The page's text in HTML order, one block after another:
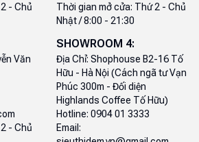
- Chủ
Thời gian mở cửa: Thứ 2 - Chủ
Nhật / 8:00 - 21:30
Văn
- Chủ
SHOWROOM 4:
Địa Chỉ: Shophouse B2-16 Tố
Hữu - Hà Nội (Cách ngã tư Vạn
Phúc 300m - Đối diện
Highlands Coffee Tố Hữu)
Hotline: 0904 01 3333
Email: